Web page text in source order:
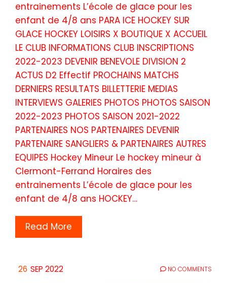
entrainements L’école de glace pour les
enfant de 4/8 ans PARA ICE HOCKEY SUR
GLACE HOCKEY LOISIRS X BOUTIQUE X ACCUEIL
LE CLUB INFORMATIONS CLUB INSCRIPTIONS
2022-2023 DEVENIR BENEVOLE DIVISION 2
ACTUS D2 Effectif PROCHAINS MATCHS
DERNIERS RESULTATS BILLETTERIE MEDIAS
INTERVIEWS GALERIES PHOTOS PHOTOS SAISON
2022-2023 PHOTOS SAISON 2021-2022
PARTENAIRES NOS PARTENAIRES DEVENIR
PARTENAIRE SANGLIERS & PARTENAIRES AUTRES
EQUIPES Hockey Mineur Le hockey mineur à
Clermont-Ferrand Horaires des
entrainements L’école de glace pour les
enfant de 4/8 ans HOCKEY…
Read More
26 SEP 2022 NO COMMENTS